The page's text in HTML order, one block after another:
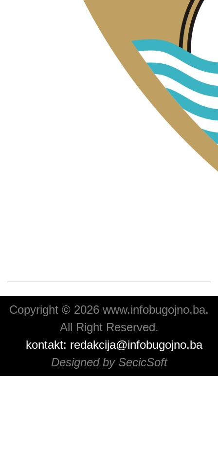
Copyright © 2026 www.infobugojno.ba.
All Right Reserved.
kontakt: redakcija@infobugojno.ba
Designed by SecicSoft